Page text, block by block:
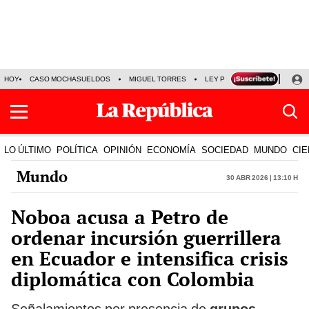
HOY CASO MOCHASUELDOS MIGUEL TORRES LEY PULPÍN PRECIO DEL
LO ÚLTIMO POLÍTICA OPINIÓN ECONOMÍA SOCIEDAD MUNDO
Mundo 30 Abr 2026 | 13:10 h
Noboa acusa a Petro de
ordenar incursión guerrillera
en Ecuador e intensifica crisis
diplomática con Colombia